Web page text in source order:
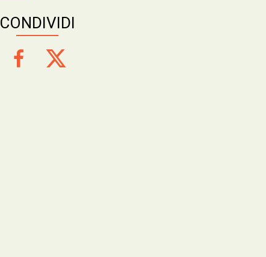
CONDIVIDI